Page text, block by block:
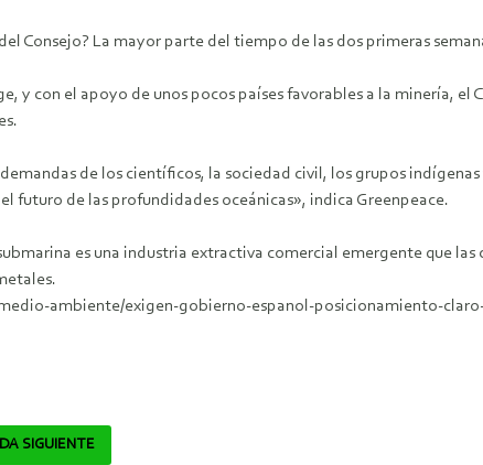
Consejo? La mayor parte del tiempo de las dos primeras
y con el apoyo de unos pocos países favorables a la minería, el
de los científicos, la sociedad civil, los grupos
futuro de las profundidades oceánicas», indica Greenpeace.
es una industria extractiva comercial emergente que
ambiente/exigen-gobierno-espanol-posicionamiento-claro-
SIGUIENTE